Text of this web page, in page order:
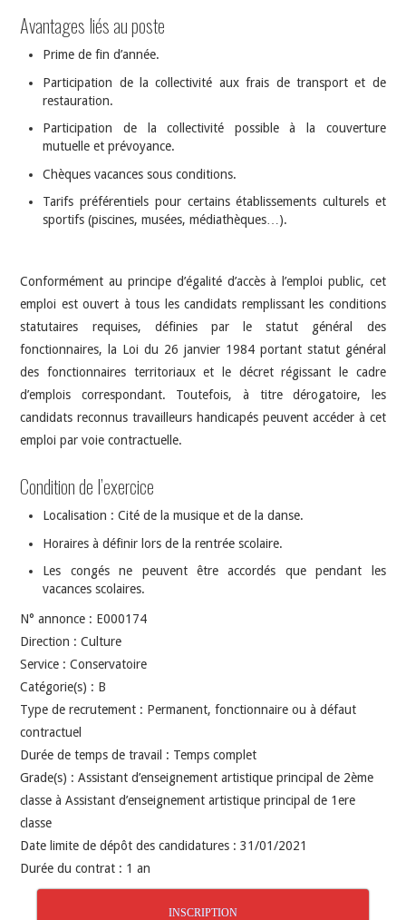
Avantages liés au poste
Prime de fin d’année.
Participation de la collectivité aux frais de transport et de
restauration.
Participation de la collectivité possible à la couverture
mutuelle et prévoyance.
Chèques vacances sous conditions.
Tarifs préférentiels pour certains établissements culturels et
sportifs (piscines, musées, médiathèques…).
Conformément au principe d’égalité d’accès à l’emploi public, cet
emploi est ouvert à tous les candidats remplissant les conditions
statutaires requises, définies par le statut général des
fonctionnaires, la Loi du 26 janvier 1984 portant statut général
des fonctionnaires territoriaux et le décret régissant le cadre
d’emplois correspondant. Toutefois, à titre dérogatoire, les
candidats reconnus travailleurs handicapés peuvent accéder à cet
emploi par voie contractuelle.
Condition de l’exercice
Localisation : Cité de la musique et de la danse.
Horaires à définir lors de la rentrée scolaire.
Les congés ne peuvent être accordés que pendant les
vacances scolaires.
N° annonce : E000174
Direction : Culture
Service : Conservatoire
Catégorie(s) : B
Type de recrutement : Permanent, fonctionnaire ou à défaut
contractuel
Durée de temps de travail : Temps complet
Grade(s) : Assistant d’enseignement artistique principal de 2ème
classe à Assistant d’enseignement artistique principal de 1ere
classe
Date limite de dépôt des candidatures : 31/01/2021
Durée du contrat : 1 an
INSCRIPTION